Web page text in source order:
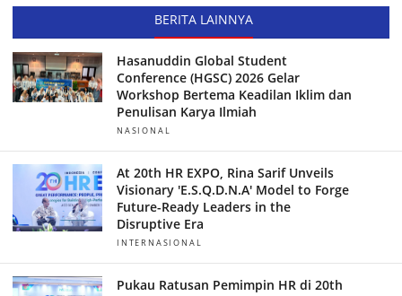
BERITA LAINNYA
Hasanuddin Global Student
Conference (HGSC) 2026 Gelar
Workshop Bertema Keadilan Iklim dan
Penulisan Karya Ilmiah
NASIONAL
At 20th HR EXPO, Rina Sarif Unveils
Visionary 'E.S.Q.D.N.A' Model to Forge
Future-Ready Leaders in the
Disruptive Era
INTERNASIONAL
Pukau Ratusan Pemimpin HR di 20th